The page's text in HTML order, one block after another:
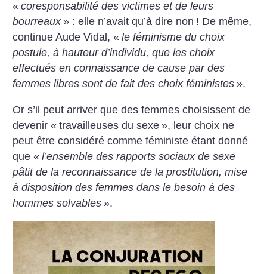
« coresponsabilité des victimes et de leurs
bourreaux » : elle n’avait qu’à dire non ! De même,
continue Aude Vidal, « le féminisme du choix
postule, à hauteur d’individu, que les choix
effectués en connaissance de cause par des
femmes libres sont de fait des choix féministes ».
Or s’il peut arriver que des femmes choisissent de
devenir « travailleuses du sexe », leur choix ne
peut être considéré comme féministe étant donné
que « l’ensemble des rapports sociaux de sexe
pâtit de la reconnaissance de la prostitution, mise
à disposition des femmes dans le besoin à des
hommes solvables ».